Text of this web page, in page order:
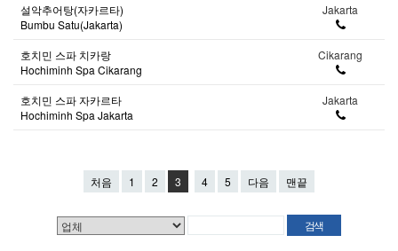
설악추어탕(자카르타)
Bumbu Satu(Jakarta)
Jakarta
호치민 스파 치카랑
Hochiminh Spa Cikarang
Cikarang
호치민 스파 자카르타
Hochiminh Spa Jakarta
Jakarta
처음 1 2 3 4 5 다음 맨끝